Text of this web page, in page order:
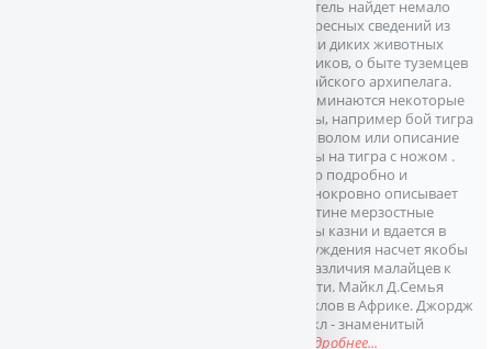
читатель найдет немало
интересных сведений из
жизни диких животных
тропиков, о быте туземцев
Малайского архипелага.
Запоминаются некоторые
сцены, например бой тигра
с буйволом или описание
охоты на тигра с ножом .
Автор подробно и
хладнокровно описывает
поистине мерзостные
сцены казни и вдается в
рассуждения насчет якобы
безразличия малайцев к
смерти. Майкл Д.Семья
Майклов в Африке. Джордж
Майкл - знаменитый
подробнее...